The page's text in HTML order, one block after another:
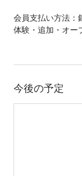
会員支払い方法
体験・追加・オー
今後の予定